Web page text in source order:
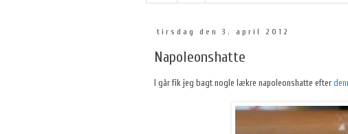
tirsdag den 3. april 2012
Napoleonshatte
I går fik jeg bagt nogle lækre napoleonshatte efter